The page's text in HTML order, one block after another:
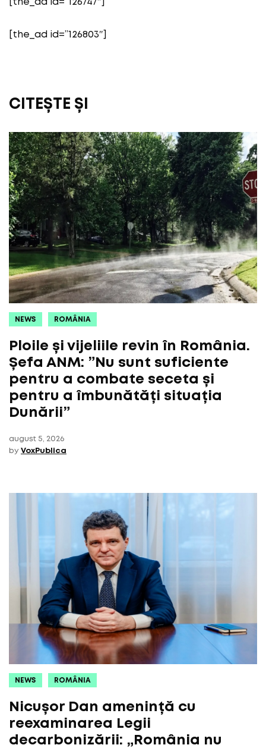
[the_ad id=”126747″]
[the_ad id=”126803″]
CITEȘTE ȘI
NEWS ROMÂNIA
Ploile și vijeliile revin în România.
Șefa ANM: ”Nu sunt suficiente
pentru a combate seceta și
pentru a îmbunătăți situația
Dunării”
august 5, 2026
by VoxPublica
NEWS ROMÂNIA
Nicușor Dan amenință cu
reexaminarea Legii
decarbonizării: „România nu